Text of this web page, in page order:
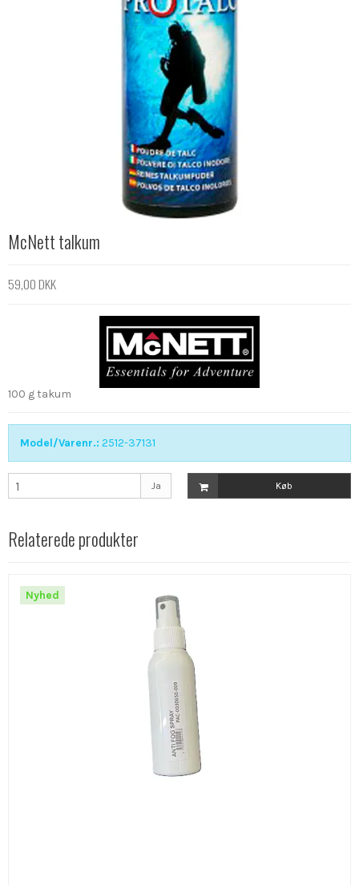
McNett talkum
59,00 DKK
100 g takum
Model/Varenr.: 2512-37131
Ja Køb
Relaterede produkter
Nyhed